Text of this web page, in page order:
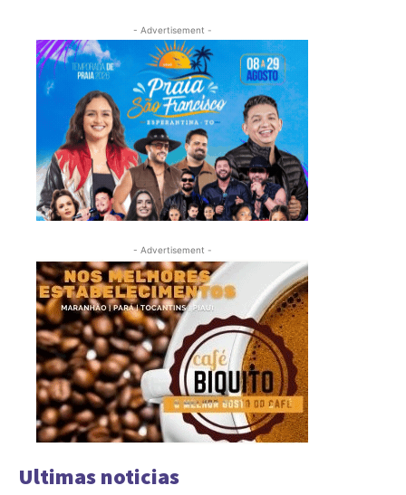
- Advertisement -
- Advertisement -
Ultimas noticias